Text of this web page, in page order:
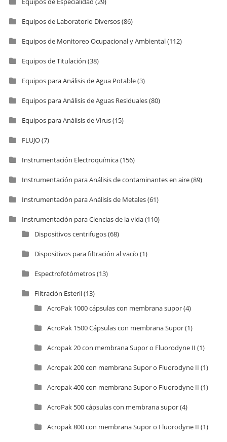
Equipos de Laboratorio Diversos(86)
Equipos de Monitoreo Ocupacional y Ambiental(112)
Equipos de Titulación (38)
Equipos para Análisis de Agua Potable(3)
Equipos para Análisis de Aguas Residuales(80)
Equipos para Análisis de Virus(15)
FLUJO(7)
Instrumentación Electroquímica(156)
Instrumentación para Análisis de contaminantes en aire(89)
Instrumentación para Análisis de Metales(61)
Instrumentación para Ciencias de la vida(110)
Dispositivos centrifugos(68)
Dispositivos para filtración al vacío (1)
Espectrofotómetros(13)
Filtración Esteril(13)
AcroPak 1000 cápsulas con membrana supor(4)
AcroPak 1500 Cápsulas con membrana Supor(1)
Acropak 20 con membrana Supor o Fluorodyne II (1)
Acropak 200 con membrana Supor o Fluorodyne II (1)
Acropak 400 con membrana Supor o Fluorodyne II (1)
AcroPak 500 cápsulas con membrana supor(4)
Acropak 800 con membrana Supor o Fluorodyne II (1)